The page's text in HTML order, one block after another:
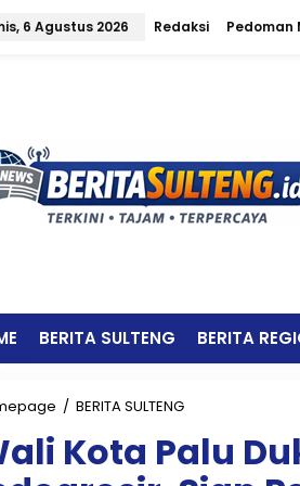
6 Agustus 2026 Redaksi Pedoman
BERITA SULTENG BERITA
/ BERITA SULTENG
l
i
Kota Palu